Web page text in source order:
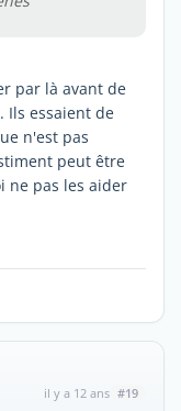
par là avant de
Ils essaient de
n'est pas
peut être
ne pas les aider
il y a 12 ans #19